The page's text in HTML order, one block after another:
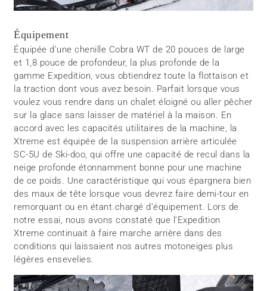
Équipement
Équipée d’une chenille Cobra WT de 20 pouces de large
et 1,8 pouce de profondeur, la plus profonde de la
gamme Expedition, vous obtiendrez toute la flottaison et
la traction dont vous avez besoin. Parfait lorsque vous
voulez vous rendre dans un chalet éloigné ou aller pêcher
sur la glace sans laisser de matériel à la maison. En
accord avec les capacités utilitaires de la machine, la
Xtreme est équipée de la suspension arrière articulée
SC-5U de Ski-doo, qui offre une capacité de recul dans la
neige profonde étonnamment bonne pour une machine
de ce poids. Une caractéristique qui vous épargnera bien
des maux de tête lorsque vous devrez faire demi-tour en
remorquant ou en étant chargé d’équipement. Lors de
notre essai, nous avons constaté que l’Expedition
Xtreme continuait à faire marche arrière dans des
conditions qui laissaient nos autres motoneiges plus
légères ensevelies.